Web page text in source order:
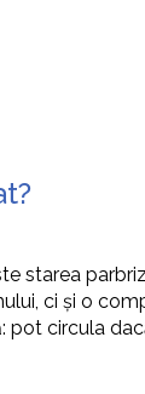
starea
ci și o
circula